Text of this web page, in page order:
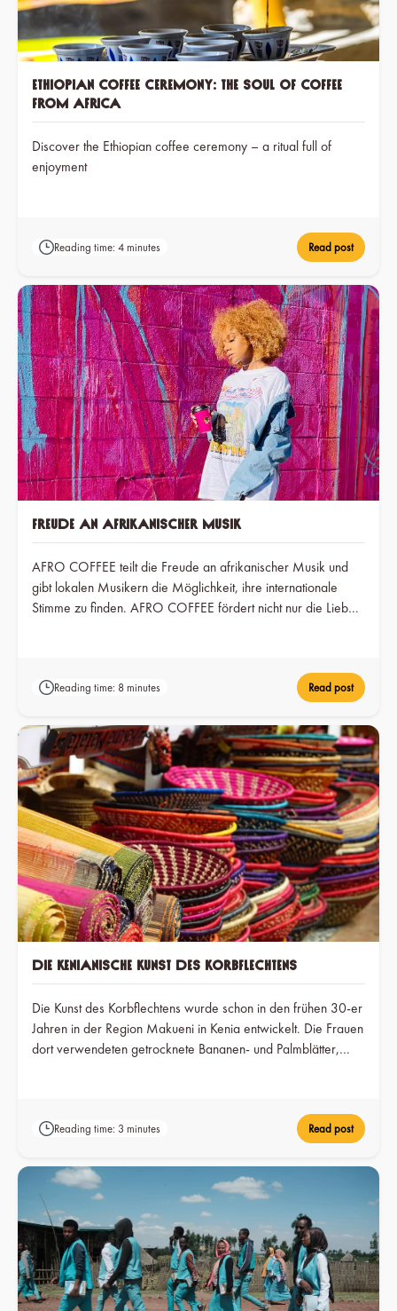
Ethiopian coffee ceremony: The soul of coffee
from Africa
Discover the Ethiopian coffee ceremony – a ritual full of
enjoyment
Reading time: 4 minutes Read post
Freude an afrikanischer Musik
AFRO COFFEE teilt die Freude an afrikanischer Musik und
gibt lokalen Musikern die Möglichkeit, ihre internationale
Stimme zu finden. AFRO COFFEE fördert nicht nur die Liebe
Reading time: 8 minutes Read post
Die kenianische Kunst des Korbflechtens
Die Kunst des Korbflechtens wurde schon in den frühen 30-er
Jahren in der Region Makueni in Kenia entwickelt. Die Frauen
dort verwendeten getrocknete Bananen- und Palmblätter,
oder zum Aufbewahren von Lebensmitteln. Jene Körbe, die
zur Wasserspeicherung vorgesehen waren, wurden erst
Ablaufen des Wassers zu verhindern.
Reading time: 3 minutes Read post